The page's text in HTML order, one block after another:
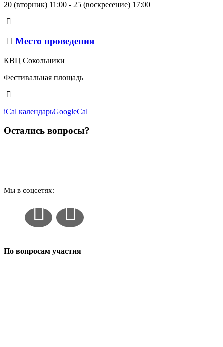
20 (вторник) 11:00 - 25 (воскресение) 17:00
Место проведения
КВЦ Сокольники
Фестивальная площадь
iCal календарьGoogleCal
Остались вопросы?
Мы в соцсетях:
По вопросам участия